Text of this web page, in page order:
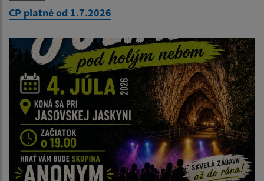
CP platné od 1.7.2026